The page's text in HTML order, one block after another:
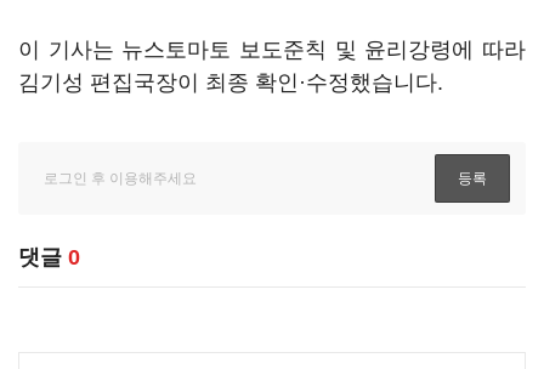
이 기사는 뉴스토마토 보도준칙 및 윤리강령에 따라
김기성 편집국장이 최종 확인·수정했습니다.
댓글 0